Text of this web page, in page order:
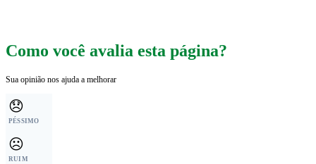
Como você avalia esta página?
Sua opinião nos ajuda a melhorar
😞
PÉSSIMO
☹️
RUIM